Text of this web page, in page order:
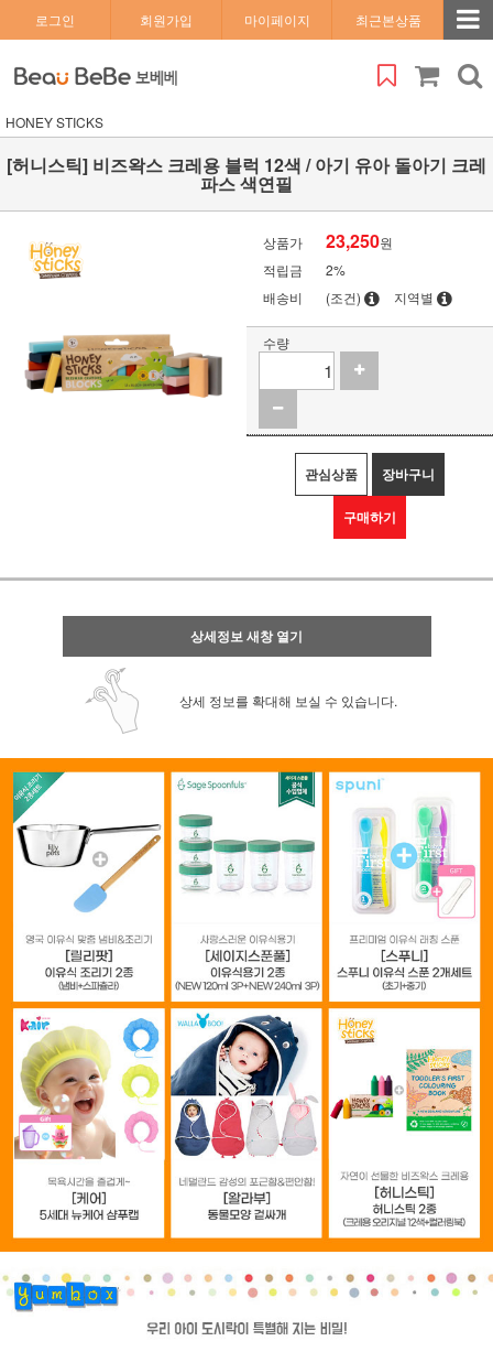
로그인 회원가입 마이페이지 최근본상품
HONEY STICKS
[허니스틱] 비즈왁스 크레용 블럭 12색 / 아기 유아 돌아기 크레
파스 색연필
상품가 23,250원
적립금
2%
배송비
(조건) 지역별
수량
관심상품 장바구니
구매하기
상세정보 새창 열기
상세 정보를 확대해 보실 수 있습니다.